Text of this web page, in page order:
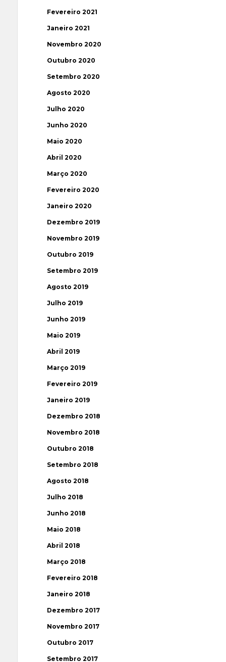
Fevereiro 2021
Janeiro 2021
Novembro 2020
Outubro 2020
Setembro 2020
Agosto 2020
Julho 2020
Junho 2020
Maio 2020
Abril 2020
Março 2020
Fevereiro 2020
Janeiro 2020
Dezembro 2019
Novembro 2019
Outubro 2019
Setembro 2019
Agosto 2019
Julho 2019
Junho 2019
Maio 2019
Abril 2019
Março 2019
Fevereiro 2019
Janeiro 2019
Dezembro 2018
Novembro 2018
Outubro 2018
Setembro 2018
Agosto 2018
Julho 2018
Junho 2018
Maio 2018
Abril 2018
Março 2018
Fevereiro 2018
Janeiro 2018
Dezembro 2017
Novembro 2017
Outubro 2017
Setembro 2017